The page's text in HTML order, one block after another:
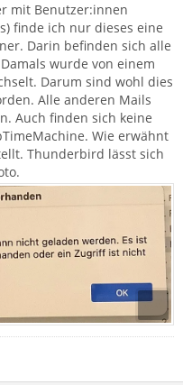
mit Benutzer:innen
finde ich nur dieses eine
Darin befinden sich alle
wurde von einem
Darum sind wohl dies
Alle anderen Mails
Auch finden sich keine
Wie erwähnt
Thunderbird lässt sich